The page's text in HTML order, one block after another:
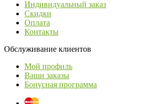
Индивидуальный заказ
Скидки
Оплата
Контакты
Обслуживание клиентов
Мой профиль
Ваши заказы
Бонусная программа